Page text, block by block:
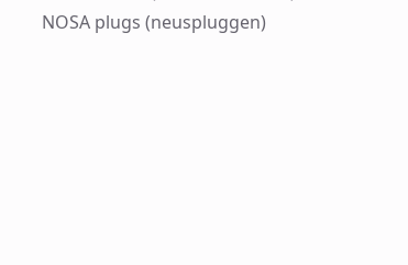
NOSA plugs (neuspluggen)